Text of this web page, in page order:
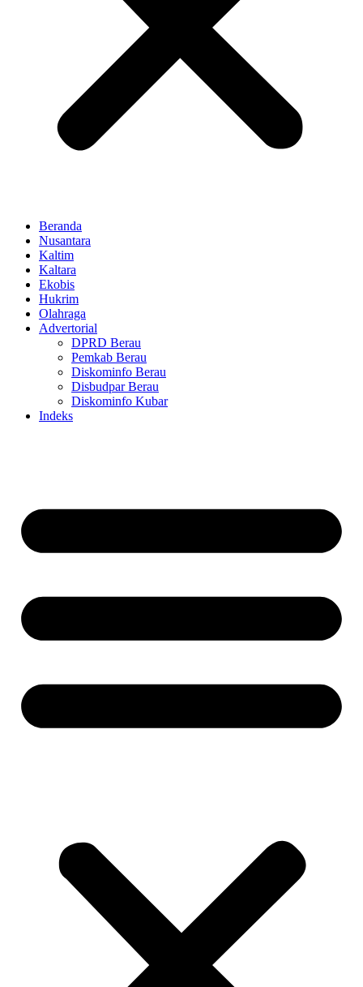
Beranda
Nusantara
Kaltim
Kaltara
Ekobis
Hukrim
Olahraga
Advertorial
DPRD Berau
Pemkab Berau
Diskominfo Berau
Disbudpar Berau
Diskominfo Kubar
Indeks